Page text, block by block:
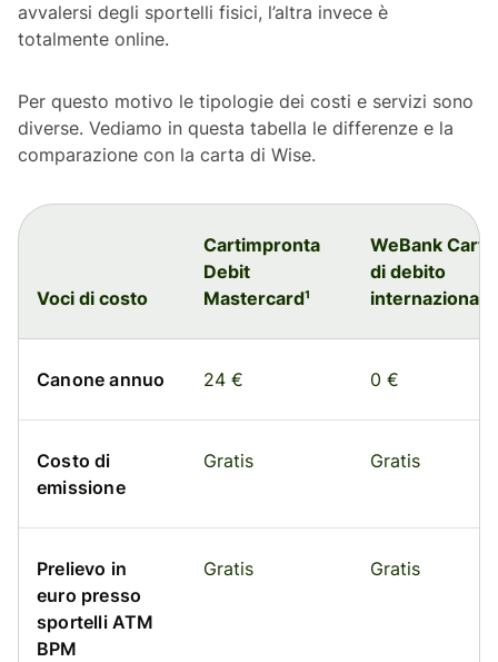
avvalersi degli sportelli fisici, l’altra invece è
totalmente online.
Per questo motivo le tipologie dei costi e servizi sono
diverse. Vediamo in questa tabella le differenze e la
comparazione con la carta di Wise.
Voci di costo
Cartimpronta
Debit
Mastercard¹
WeBank Carta
di debito
Canone annuo 24 € 0 €
Costo di
emissione
Gratis Gratis
Prelievo in
euro presso
sportelli ATM
BPM
Gratis Gratis